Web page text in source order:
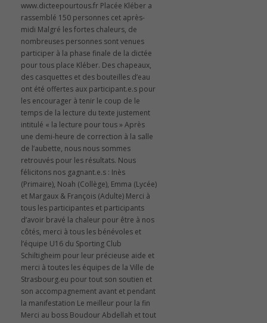
www.dicteepourtous.fr Placée Kléber a
rassemblé 150 personnes cet après-
midi Malgré les fortes chaleurs, de
nombreuses personnes sont venues
participer à la phase finale de la dictée
pour tous place Kléber. Des chapeaux,
des casquettes et des bouteilles d’eau
ont été offertes aux participant.e.s pour
les encourager à tenir le coup de le
temps de la lecture du texte justement
intitulé « la lecture pour tous » Après
une demi-heure de correction à la salle
de l’aubette, nous nous sommes
retrouvés pour les résultats. Nous
félicitons nos gagnant.e.s : Inès
(Primaire), Noah (Collège), Emma (Lycée)
et Margaux & François (Adulte) Merci à
tous les participantes et participants
d’avoir bravé la chaleur pour être à nos
côtés, merci à tous les bénévoles et
l’équipe U16 du Sporting Club
Schiltigheim pour leur précieuse aide et
merci à toutes les équipes de la Ville de
Strasbourg.eu pour tout son soutien et
son accompagnement avant et pendant
la manifestation Le meilleur pour la fin
Merci au boss Boudour Abdellah et tout